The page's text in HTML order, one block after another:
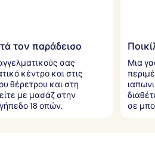
τον παράδεισο
σας
κέντρο και στις
θέρετρου και στη
με μασάζ στην
18 οπών.
Μια
σε